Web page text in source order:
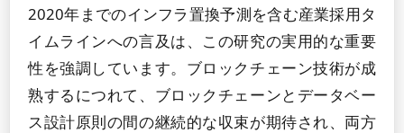
2020年までのインフラ置換予測を含む産業採用タ
イムラインへの言及は、この研究の実用的な重要
性を強調しています。ブロックチェーン技術が成
熟するにつれて、ブロックチェーンとデータベー
ス設計原則の間の継続的な収束が期待され、両方